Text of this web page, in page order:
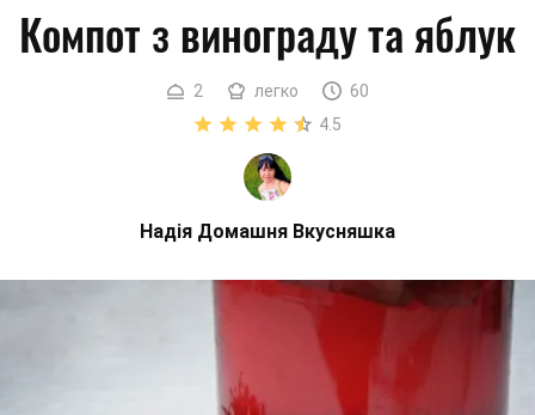
Компот з винограду та яблук
2 легко
60
4.5
Надія Домашня Вкусняшка